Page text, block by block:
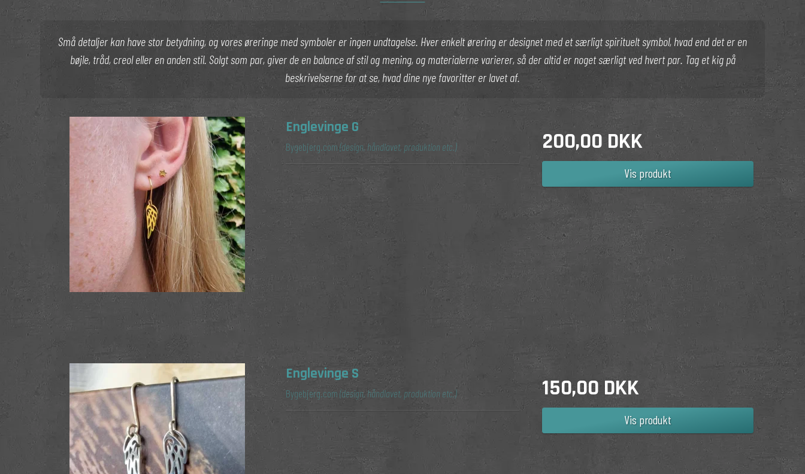
Små detaljer kan have stor betydning, og vores øreringe med symboler er ingen undtagelse. Hver enkelt ørering er designet med et særligt spirituelt symbol, hvad end det er en
bøjle, tråd, creol eller en anden stil. Solgt som par, giver de en balance af stil og mening, og materialerne varierer, så der altid er noget særligt ved hvert par. Tag et kig på
beskrivelserne for at se, hvad dine nye favoritter er lavet af.
Englevinge G
Bygebjerg.com(design, håndlavet, produktion etc.) 200,00 DKK
Vis produkt
Englevinge S
Bygebjerg.com(design, håndlavet, produktion etc.) 150,00 DKK
Vis produkt